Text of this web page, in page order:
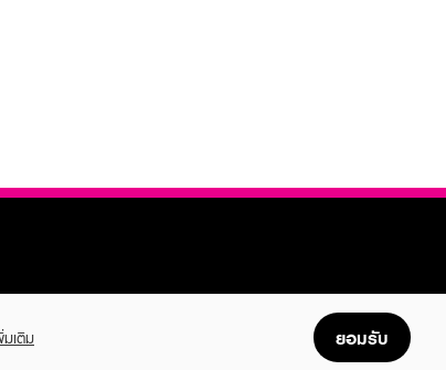
มเติม ยอมรับ
FOLLOW US